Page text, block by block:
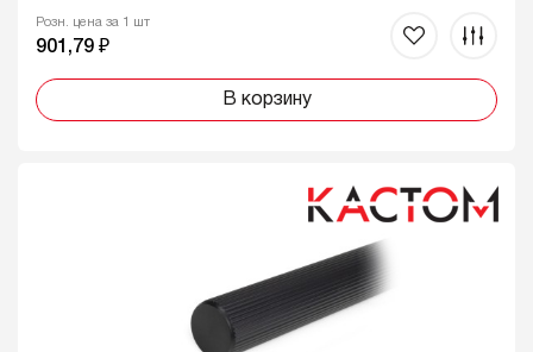
Розн. цена за 1 шт
901,79 ₽
В корзину